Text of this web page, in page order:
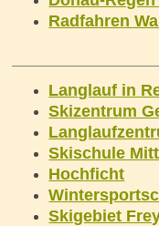
Radfahren
Langlauf in
Skizentrum
Skischule
Hochficht
Skigebiet